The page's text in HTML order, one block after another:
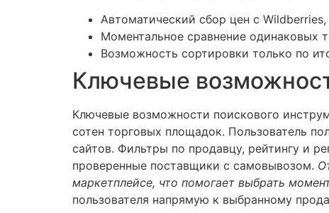
Автоматический сбор цен с
Моментальное сравнение одинаковых
Возможность сортировки только по
Ключевые
Ключевые возможности поискового
сотен торговых площадок. Пользователь
сайтов. Фильтры по продавцу, рейтингу и
проверенные поставщики с самовывозом.
маркетплейсе, что помогает выбрать
пользователя напрямую к выбранному